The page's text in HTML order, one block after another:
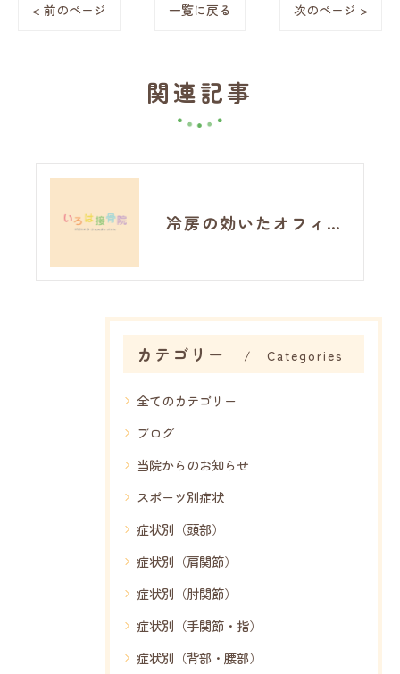
< 前のページ 一覧に戻る 次のページ >
関連記事
冷房の効いたオフィス・自宅で増える不調、その正体は「冷房病」
カテゴリー Categories
全てのカテゴリー
ブログ
当院からのお知らせ
スポーツ別症状
症状別（頭部）
症状別（肩関節）
症状別（肘関節）
症状別（手関節・指）
症状別（背部・腰部）